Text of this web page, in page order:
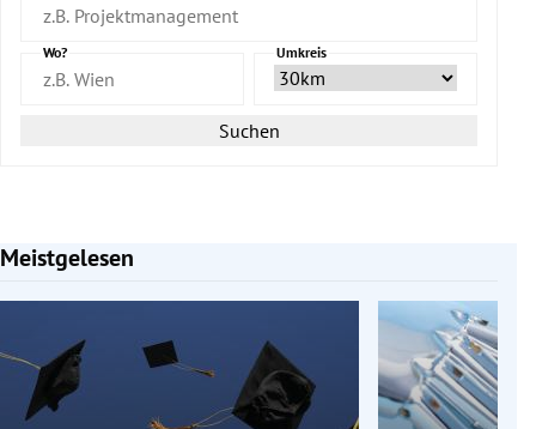
Wo? Umkreis
Suchen
Meistgelesen
Slide 1 von 7